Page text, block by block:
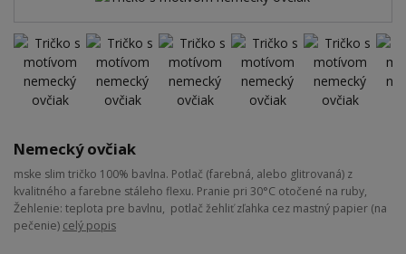
Nemecký ovčiak
mske slim tričko 100% bavlna. Potlač (farebná, alebo glitrovaná) z
kvalitného a farebne stáleho flexu. Pranie pri 30°C otočené na ruby,
Žehlenie: teplota pre bavlnu, potlač žehliť zľahka cez mastný papier (na
pečenie) celý popis